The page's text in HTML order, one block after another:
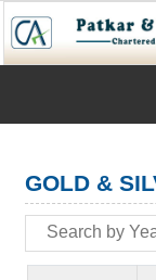
GOLD &